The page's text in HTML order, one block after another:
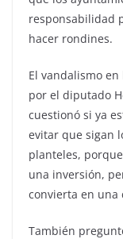
responsabilidad
hacer rondines.
El vandalismo
por el diputado
cuestionó si ya
evitar que sigan
planteles,
una inversión,
convierta en una
También